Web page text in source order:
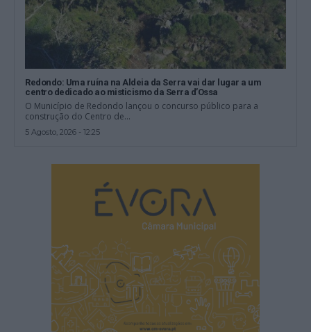
Redondo: Uma ruína na Aldeia da Serra vai dar lugar a um
centro dedicado ao misticismo da Serra d’Ossa
O Município de Redondo lançou o concurso público para a
construção do Centro de...
5 Agosto, 2026 - 12:25